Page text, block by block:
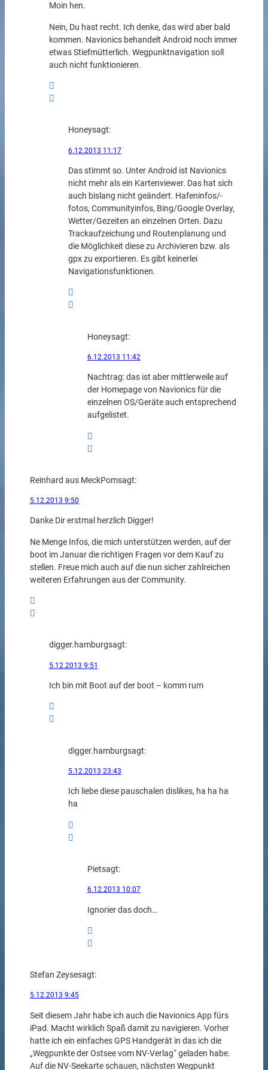
Moin hen.
Nein, Du hast recht. Ich denke, das wird aber bald
kommen. Navionics behandelt Android noch immer
etwas Stiefmütterlich. Wegpunktnavigation soll
auch nicht funktionieren.
Honeysagt:
6.12.2013 11:17
Das stimmt so. Unter Android ist Navionics
nicht mehr als ein Kartenviewer. Das hat sich
auch bislang nicht geändert. Hafeninfos/-
fotos, Communityinfos, Bing/Google Overlay,
Wetter/Gezeiten an einzelnen Orten. Dazu
Trackaufzeichung und Routenplanung und
die Möglichkeit diese zu Archivieren bzw. als
gpx zu exportieren. Es gibt keinerlei
Navigationsfunktionen.
Honeysagt:
6.12.2013 11:42
Nachtrag: das ist aber mittlerweile auf
der Homepage von Navionics für die
einzelnen OS/Geräte auch entsprechend
aufgelistet.
Reinhard aus MeckPomsagt:
5.12.2013 9:50
Danke Dir erstmal herzlich Digger!
Ne Menge Infos, die mich unterstützen werden, auf der
boot im Januar die richtigen Fragen vor dem Kauf zu
stellen. Freue mich auch auf die nun sicher zahlreichen
weiteren Erfahrungen aus der Community.
digger.hamburgsagt:
5.12.2013 9:51
Ich bin mit Boot auf der boot – komm rum
digger.hamburgsagt:
5.12.2013 23:43
Ich liebe diese pauschalen dislikes, ha ha ha
ha
Pietsagt:
6.12.2013 10:07
Ignorier das doch…
Stefan Zeysesagt:
5.12.2013 9:45
Seit diesem Jahr habe ich auch die Navionics App fürs
iPad. Macht wirklich Spaß damit zu navigieren. Vorher
hatte ich ein einfaches GPS Handgerät in das ich die
„Wegpunkte der Ostsee vom NV-Verlag“ geladen habe.
Auf die NV-Seekarte schauen, nächsten Wegpunkt